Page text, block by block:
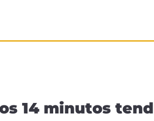
14 minutos